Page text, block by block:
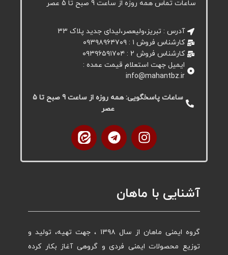
ساعات تماس همه روزه از ساعت 9 صبح تا 5 عصر
آدرس : تبریز،ولیعصر،لیدای جدید پلاک ۳۳
کارشناس فروش ۱ : ۰۹۳۹۸۹۶۴۷۰۹
کارشناس فروش 2 : ۰۹۳۹۶۵۹۱۷۰۴
ایمیل جهت استعلام قیمت عمده :
info@mahantbz.ir
ساعات پاسخگویی: همه روزه از ساعت 9 صبح تا 5
عصر
آشنایی با ماهان
گروه ایمنی ماهان از سال ۱۳۹۸ ، جهت تهیه، تولید و
توزیع محصولات ایمنی فردی و گروهی آغاز بکار کرده